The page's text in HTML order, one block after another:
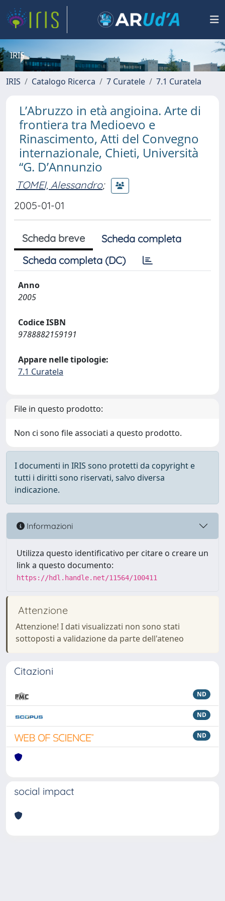
IRIS
IRIS Catalogo Ricerca 7 Curatele 7.1 Curatela
L’Abruzzo in età angioina. Arte di
frontiera tra Medioevo e
Rinascimento, Atti del Convegno
internazionale, Chieti, Università
“G. D’Annunzio
TOMEI, Alessandro;
2005-01-01
Scheda breve
Scheda completa
Scheda completa (DC)
Anno
2005
Codice ISBN
9788882159191
Appare nelle tipologie:
7.1 Curatela
File in questo prodotto:
Non ci sono file associati a questo prodotto.
I documenti in IRIS sono protetti da copyright e
tutti i diritti sono riservati, salvo diversa
indicazione.
Informazioni
Utilizza questo identificativo per citare o creare un
link a questo documento:
https://hdl.handle.net/11564/100411
Attenzione
Attenzione! I dati visualizzati non sono stati
sottoposti a validazione da parte dell'ateneo
Citazioni
ND
ND
ND
social impact